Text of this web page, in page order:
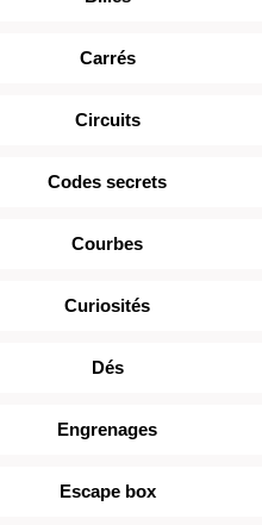
Carrés
Circuits
Codes secrets
Courbes
Curiosités
Dés
Engrenages
Escape box